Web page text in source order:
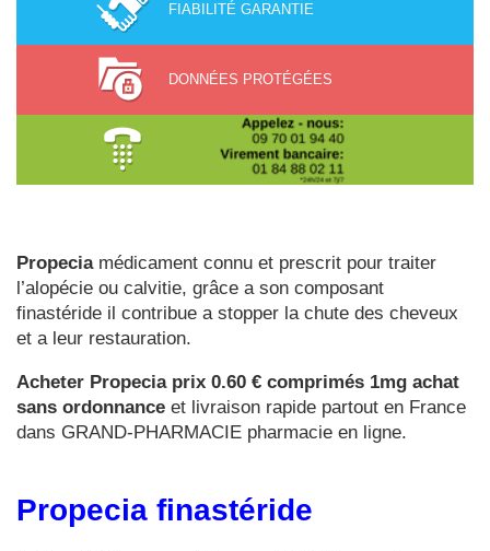
FIABILITÉ GARANTIE
DONNÉES PROTÉGÉES
Propeciamédicament connu et prescrit pour traiter
l’alopécie ou calvitie, grâce a son composant
finastéride il contribue a stopper la chute des cheveux
et a leur restauration.
Acheter Propecia prix 0.60 € comprimés 1mg achat
sans ordonnance et livraison rapide partout en France
dans GRAND-PHARMACIE pharmacie en ligne.
Propecia finastéride